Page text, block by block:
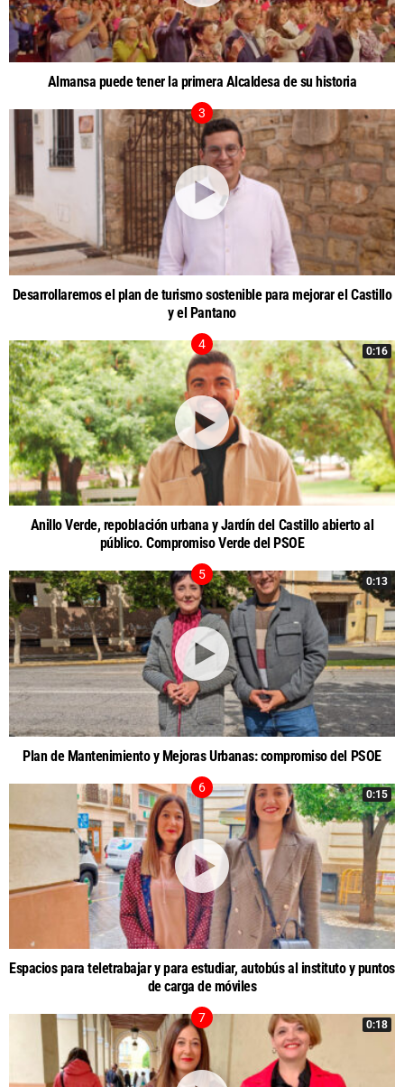
Almansa puede tener la primera Alcaldesa de su historia
Desarrollaremos el plan de turismo sostenible para mejorar el Castillo
y el Pantano
0:16
Anillo Verde, repoblación urbana y Jardín del Castillo abierto al
público. Compromiso Verde del PSOE
0:13
Plan de Mantenimiento y Mejoras Urbanas: compromiso del PSOE
0:15
Espacios para teletrabajar y para estudiar, autobús al instituto y puntos
de carga de móviles
0:18